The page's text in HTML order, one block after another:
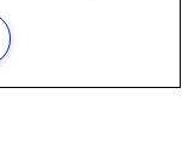
Dados